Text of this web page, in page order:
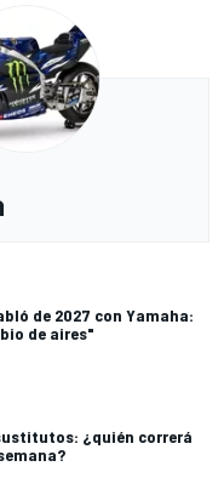
de 2027 con Yamaha:
de aires"
¿quién correrá